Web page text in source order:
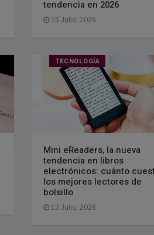
tendencia en 2026
16 Julio, 2026
TECNOLOGÍA
Mini eReaders, la nueva
tendencia en libros
electrónicos: cuánto
los mejores lectores de
bolsillo
13 Julio, 2026